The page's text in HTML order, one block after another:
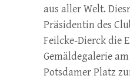
aus aller Welt.
Präsidentin des
Feilcke-Dierck die
Gemäldegalerie
Potsdamer Platz